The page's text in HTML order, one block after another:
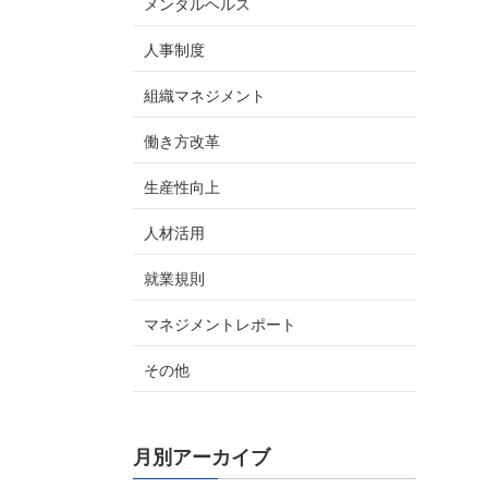
人事制度
組織マネジメント
働き方改革
生産性向上
人材活用
就業規則
マネジメントレポート
その他
月別アーカイブ